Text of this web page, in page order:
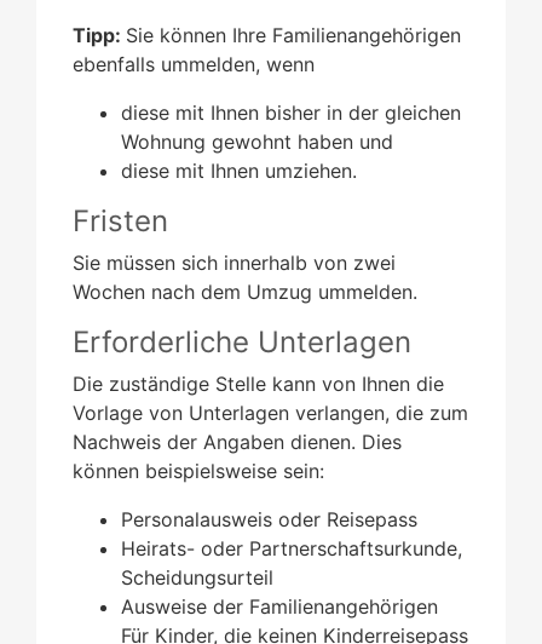
Tipp: Sie können Ihre Familienangehörigen
ebenfalls ummelden, wenn
diese mit Ihnen bisher in der gleichen
Wohnung gewohnt haben und
diese mit Ihnen umziehen.
Fristen
Sie müssen sich innerhalb von zwei
Wochen nach dem Umzug ummelden.
Erforderliche Unterlagen
Die zuständige Stelle kann von Ihnen die
Vorlage von Unterlagen verlangen, die zum
Nachweis der Angaben dienen. Dies
können beispielsweise sein:
Personalausweis oder Reisepass
Heirats- oder Partnerschaftsurkunde,
Scheidungsurteil
Ausweise der Familienangehörigen
Für Kinder, die keinen Kinderreisepass